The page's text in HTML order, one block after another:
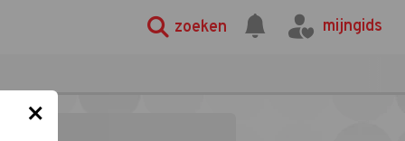
zoeken mijngids
×